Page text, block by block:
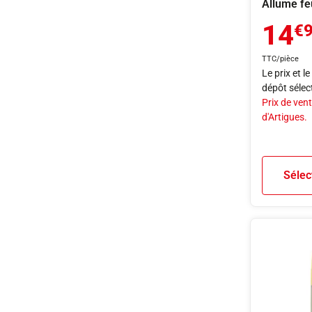
Allume
14
TTC/pièce
Le prix et
dépôt
Prix de
d'Artigues.